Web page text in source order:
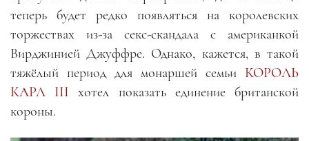
теперь будет редко появляться на королевских
торжествах из-за секс-скандала с американкой
Вирджинией Джуффре. Однако, кажется, в такой
тяжёлый период для монаршей семьи КОРОЛЬ
КАРЛ III хотел показать единение британской
короны.